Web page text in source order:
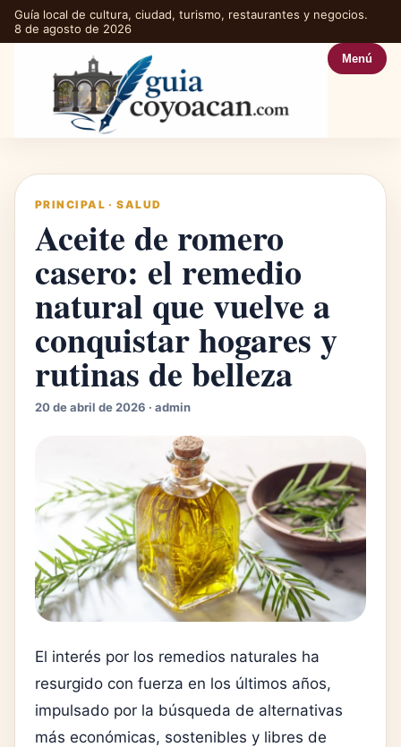
Guía local de cultura, ciudad, turismo, restaurantes y negocios.
8 de agosto de 2026
Menú
PRINCIPAL ·SALUD
Aceite de romero
casero: el remedio
natural que vuelve a
conquistar hogares y
rutinas de belleza
20 de abril de 2026 · admin
El interés por los remedios naturales ha
resurgido con fuerza en los últimos años,
impulsado por la búsqueda de alternativas
más económicas, sostenibles y libres de